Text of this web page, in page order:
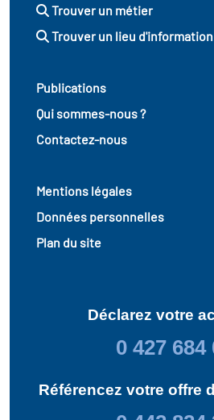
Trouver un métier
Trouver un lieu d'information
Publications
Qui sommes-nous ?
Contactez-nous
Mentions légales
Données personnelles
Plan du site
Déclarez votre
0 427 684
Référencez votre offre